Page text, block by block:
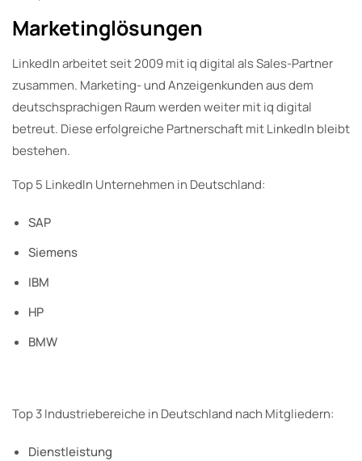
Marketinglösungen
LinkedIn arbeitet seit 2009 mit iq digital als Sales-Partner
zusammen. Marketing- und Anzeigenkunden aus dem
deutschsprachigen Raum werden weiter mit iq digital
betreut. Diese erfolgreiche Partnerschaft mit LinkedIn bleibt
bestehen.
Top 5 LinkedIn Unternehmen in Deutschland:
SAP
Siemens
IBM
HP
BMW
Top 3 Industriebereiche in Deutschland nach Mitgliedern:
Dienstleistung